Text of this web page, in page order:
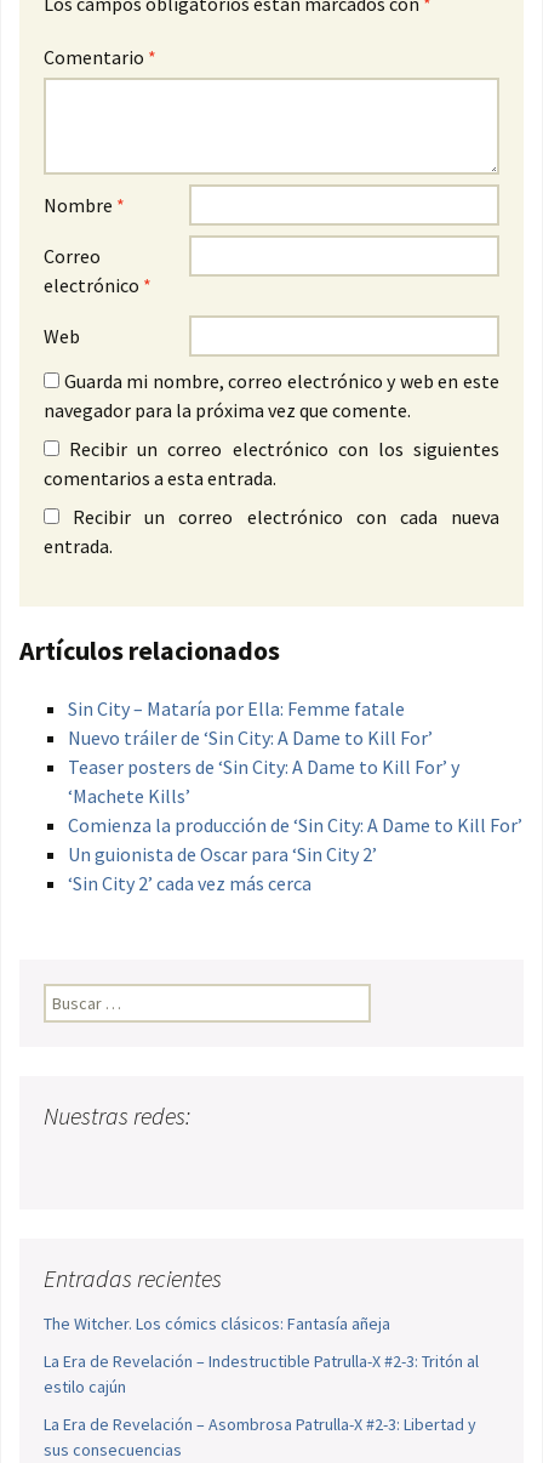
Comentario *
Nombre *
Correo
electrónico *
Web
Guarda mi nombre, correo electrónico y web en este
navegador para la próxima vez que comente.
Recibir un correo electrónico con los siguientes
comentarios a esta entrada.
Recibir un correo electrónico con cada nueva
entrada.
Artículos relacionados
Sin City – Mataría por Ella: Femme fatale
Nuevo tráiler de ‘Sin City: A Dame to Kill For’
Teaser posters de ‘Sin City: A Dame to Kill For’ y
‘Machete Kills’
Comienza la producción de ‘Sin City: A Dame to Kill For’
Un guionista de Oscar para ‘Sin City 2’
‘Sin City 2’ cada vez más cerca
Buscar:
Nuestras redes:
Entradas recientes
The Witcher. Los cómics clásicos: Fantasía añeja
La Era de Revelación – Indestructible Patrulla-X #2-3: Tritón al
estilo cajún
La Era de Revelación – Asombrosa Patrulla-X #2-3: Libertad y
sus consecuencias